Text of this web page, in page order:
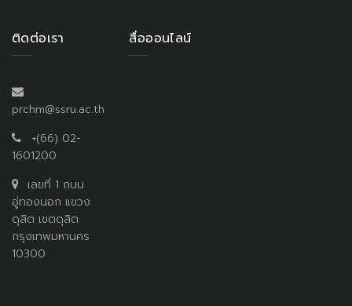
ติดต่อเรา
prchm@ssru.ac.th
+(66) 02-
1601200
เลขที่ 1 ถนน
อู่ทองนอก แขวง
ดุสิต เขตดุสิต
กรุงเทพมหานคร
10300
สื่อออนไลน์